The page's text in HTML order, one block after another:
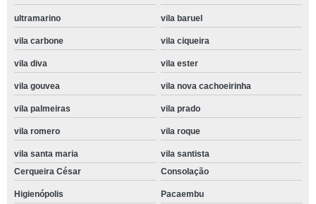
ultramarino vila baruel
vila carbone vila ciqueira
vila diva vila ester
vila gouvea vila nova cachoeirinha
vila palmeiras vila prado
vila romero vila roque
vila santa maria
vila santista
Cerqueira César
Consolação
Higienópolis Pacaembu